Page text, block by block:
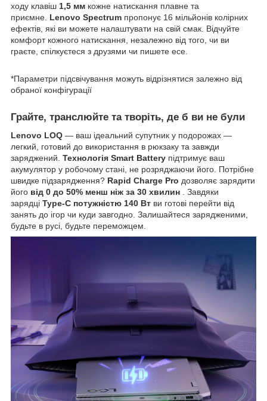
ходу клавіш 1,5 мм кожне натискання плавне та
приємне. Lenovo Spectrum пропонує 16 мільйонів колірних
ефектів, які ви можете налаштувати на свій смак. Відчуйте
комфорт кожного натискання, незалежно від того, чи ви
граєте, спілкуєтеся з друзями чи пишете есе.
*Параметри підсвічування можуть відрізнятися залежно від
обраної конфігурації
Грайте, транслюйте та творіть, де б ви не були
Lenovo LOQ — ваш ідеальний супутник у подорожах —
легкий, готовий до використання в рюкзаку та завжди
заряджений. Технологія Smart Battery підтримує ваш
акумулятор у робочому стані, не розряджаючи його. Потрібне
швидке підзарядження? Rapid Charge Pro дозволяє зарядити
його від 0 до 50% менш ніж за 30 хвилин . Завдяки
зарядці Type-C потужністю 140 Вт ви готові перейти від
занять до ігор чи куди завгодно. Залишайтеся зарядженими,
будьте в русі, будьте переможцем.